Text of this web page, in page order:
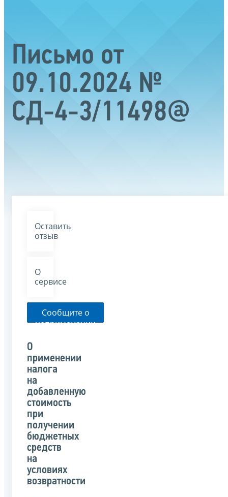
Письмо от
09.10.2024 №
СД-4-3/11498@
Оставить
отзыв
О
сервисе
Сообщите о
неприменении
указанного
письма
О
применении
налога
на
добавленную
стоимость
при
получении
бюджетных
средств
на
условиях
возвратности